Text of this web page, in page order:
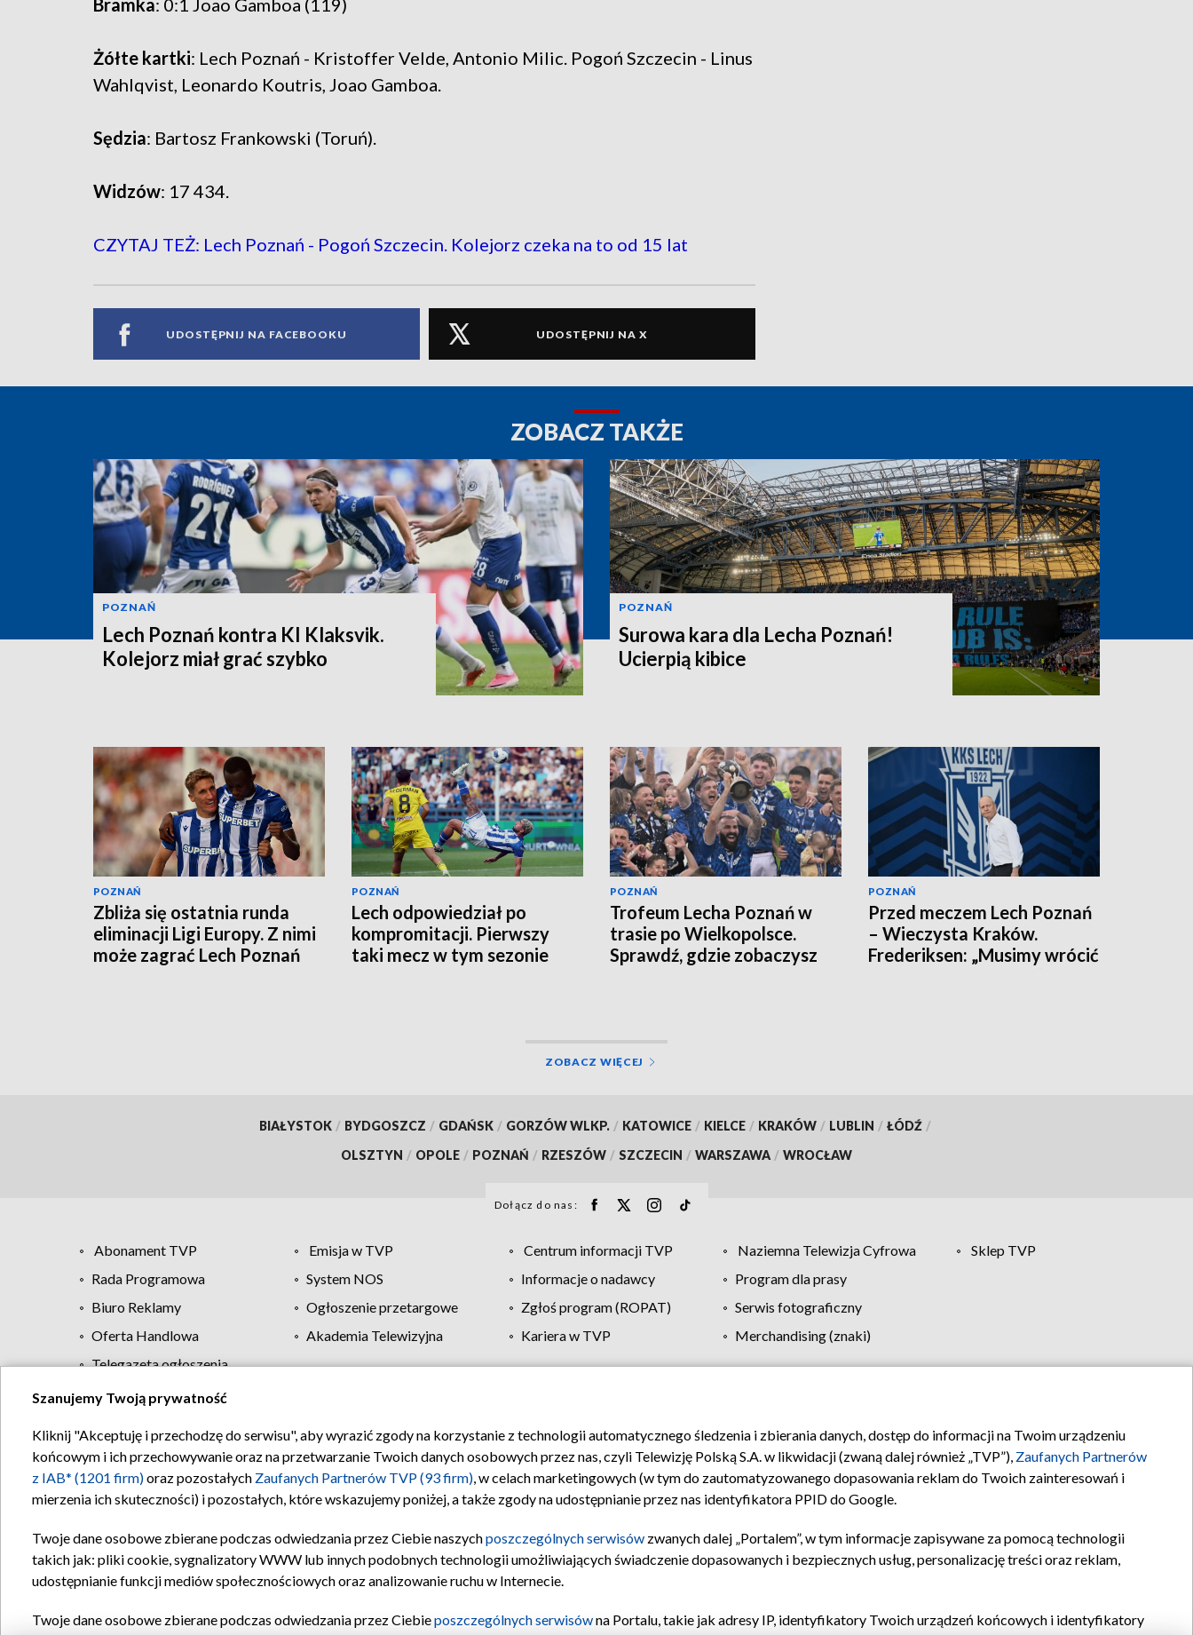
Bramka: 0:1 Joao Gamboa (119)
Żółte kartki: Lech Poznań - Kristoffer Velde, Antonio Milic. Pogoń Szczecin - Linus
Wahlqvist, Leonardo Koutris, Joao Gamboa.
Sędzia: Bartosz Frankowski (Toruń).
Widzów: 17 434.
CZYTAJ TEŻ: Lech Poznań - Pogoń Szczecin. Kolejorz czeka na to od 15 lat
UDOSTĘPNIJ NA FACEBOOKU UDOSTĘPNIJ NA X
ZOBACZ TAKŻE
POZNAŃ
Lech Poznań kontra KI Klaksvik.
Kolejorz miał grać szybko
POZNAŃ
Surowa kara dla Lecha Poznań!
Ucierpią kibice
POZNAŃ
Zbliża się ostatnia runda
eliminacji Ligi Europy. Z nimi
może zagrać Lech Poznań
POZNAŃ
Lech odpowiedział po
kompromitacji. Pierwszy
taki mecz w tym sezonie
POZNAŃ
Trofeum Lecha Poznań w
trasie po Wielkopolsce.
Sprawdź, gdzie zobaczysz
POZNAŃ
Przed meczem Lech Poznań
– Wieczysta Kraków.
Frederiksen: „Musimy wrócić
ZOBACZ WIĘCEJ
BIAŁYSTOK / BYDGOSZCZ / GDAŃSK / GORZÓW WLKP. / KATOWICE / KIELCE / KRAKÓW / LUBLIN / ŁÓDŹ /
OLSZTYN / OPOLE / POZNAŃ / RZESZÓW / SZCZECIN / WARSZAWA / WROCŁAW
Dołącz do nas:
Abonament TVP Emisja w TVP Centrum informacji TVP Naziemna Telewizja Cyfrowa
Sklep TVP
Rada Programowa
System NOS Informacje o nadawcy
Program dla prasy
Biuro Reklamy
Ogłoszenie przetargowe Zgłoś program (ROPAT)
Serwis fotograficzny
Oferta Handlowa
Akademia Telewizyjna Kariera w TVP
Merchandising (znaki)
Telegazeta ogłoszenia
Regulamin TVP Polityka prywatności Moje zgody Pomoc Biuro reklamy Kontakt
Szanujemy Twoją prywatność
Kliknij "Akceptuję i przechodzę do serwisu", aby wyrazić zgody na korzystanie z technologii automatycznego śledzenia i zbierania danych, dostęp do informacji na Twoim urządzeniu
końcowym i ich przechowywanie oraz na przetwarzanie Twoich danych osobowych przez nas, czyli Telewizję Polską S.A. w likwidacji (zwaną dalej również „TVP”), Zaufanych Partnerów
z IAB* (1201 firm)oraz pozostałych Zaufanych Partnerów TVP (93 firm), w celach marketingowych (w tym do zautomatyzowanego dopasowania reklam do Twoich zainteresowań i
mierzenia ich skuteczności) i pozostałych, które wskazujemy poniżej, a także zgody na udostępnianie przez nas identyfikatora PPID do Google.
Twoje dane osobowe zbierane podczas odwiedzania przez Ciebie naszychposzczególnych serwisów zwanych dalej „Portalem”, w tym informacje zapisywane za pomocą technologii
takich jak: pliki cookie, sygnalizatory WWW lub innych podobnych technologii umożliwiających świadczenie dopasowanych i bezpiecznych usług, personalizację treści oraz reklam,
udostępnianie funkcji mediów społecznościowych oraz analizowanie ruchu w Internecie.
Twoje dane osobowe zbierane podczas odwiedzania przez Ciebieposzczególnych serwisówna Portalu, takie jak adresy IP, identyfikatory Twoich urządzeń końcowych i identyfikatory